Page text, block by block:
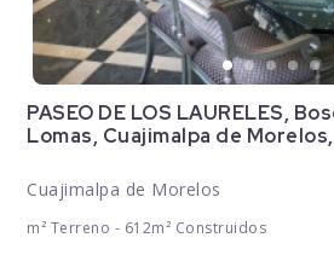
PASEO DE LOS LAURELES,
Lomas, Cuajimalpa de
Cuajimalpa de Morelos
m² Terreno - 612m² Construidos